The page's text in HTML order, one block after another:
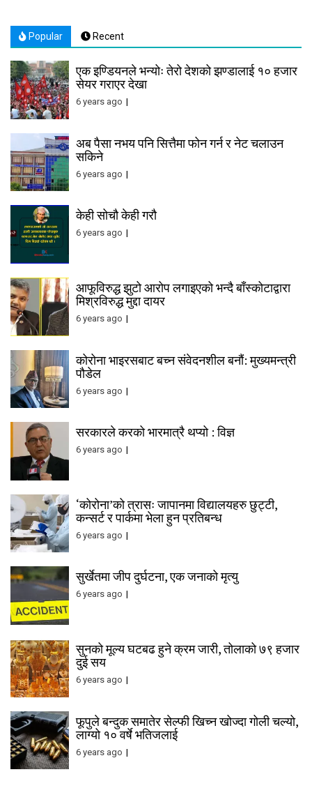
Popular Recent
एक इण्डियनले भन्योः तेरो देशको झण्डालाई १० हजार
सेयर गराएर देखा
6 years ago
अब पैसा नभय पनि सित्तैमा फोन गर्न र नेट चलाउन
सकिने
6 years ago
केही सोचौ केही गरौ
6 years ago
आफूविरुद्ध झुटो आरोप लगाइएको भन्दै बाँस्कोटाद्वारा
मिश्रविरुद्ध मुद्दा दायर
6 years ago
कोरोना भाइरसबाट बच्न संवेदनशील बनौं: मुख्यमन्त्री
पौडेल
6 years ago
सरकारले करको भारमात्रै थप्यो : विज्ञ
6 years ago
‘कोरोना’को त्रासः जापानमा विद्यालयहरु छुट्टी,
कन्सर्ट र पार्कमा भेला हुन प्रतिबन्ध
6 years ago
सुर्खेतमा जीप दुर्घटना, एक जनाको मृत्यु
6 years ago
सुनको मूल्य घटबढ हुने क्रम जारी, तोलाको ७९ हजार
दुई सय
6 years ago
फूपुले बन्दुक समातेर सेल्फी खिच्न खोज्दा गोली चल्यो,
लाग्यो १० वर्षे भतिजलाई
6 years ago